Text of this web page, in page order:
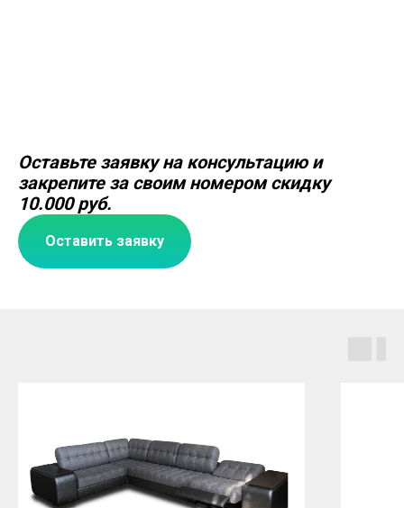
Оставьте заявку на консультацию и
закрепите за своим номером скидку
10.000 руб.
Оставить заявку